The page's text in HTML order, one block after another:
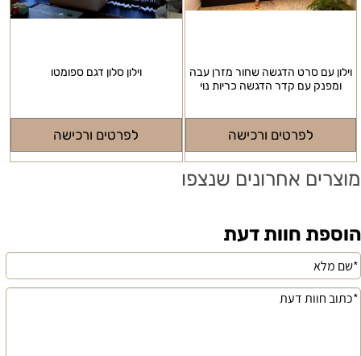
וילון עם סרט הדגשה שחור מזרן עבה
ומפנק עם קדר הדגשה כריות נוי
לפרטים ורכישה
וילון סלון דגם ספומטו
לפרטים ורכישה
מוצרים אחרונים שנצפו
הוספת חוות דעת